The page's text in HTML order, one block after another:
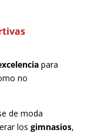
para
no
de moda
los gimnasios,